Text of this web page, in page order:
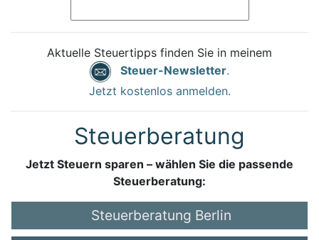
Aktuelle Steuertipps finden Sie in meinem
Steuer-Newsletter.
Jetzt kostenlos anmelden.
Steuerberatung
Jetzt Steuern sparen – wählen Sie die passende
Steuerberatung:
Steuerberatung Berlin